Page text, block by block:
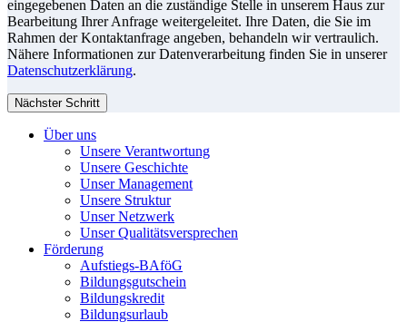
eingegebenen Daten an die zuständige Stelle in unserem Haus zur
Bearbeitung Ihrer Anfrage weitergeleitet. Ihre Daten, die Sie im
Rahmen der Kontaktanfrage angeben, behandeln wir vertraulich.
Nähere Informationen zur Datenverarbeitung finden Sie in unserer
Datenschutzerklärung.
Nächster Schritt
Über uns
Unsere Verantwortung
Unsere Geschichte
Unser Management
Unsere Struktur
Unser Netzwerk
Unser Qualitätsversprechen
Förderung
Aufstiegs-BAföG
Bildungsgutschein
Bildungskredit
Bildungsurlaub